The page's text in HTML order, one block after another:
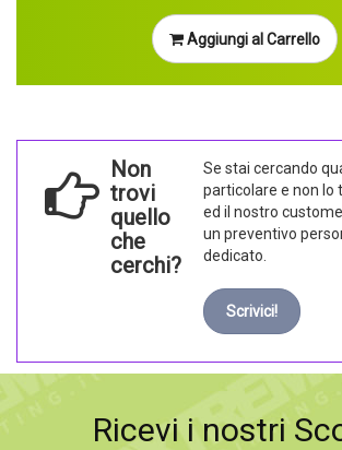
Aggiungi al Carrello
Non
trovi
quello
che
cerchi?
Se stai cercando
particolare e non lo
ed il nostro
un preventivo
dedicato.
Scrivici!
Ricevi i nostri